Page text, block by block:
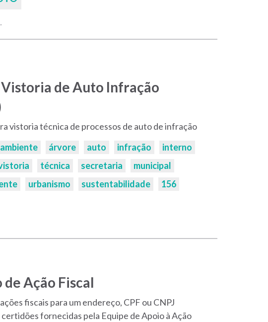
de Auto Infração
vistoria técnica de processos de auto de infração
ambiente árvore auto infração
interno
técnica secretaria
municipal
urbanismo sustentabilidade
156
Ação Fiscal
fiscais para um endereço, CPF ou CNPJ
fornecidas pela Equipe de Apoio à Ação